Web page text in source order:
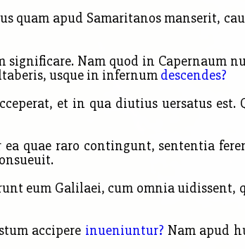
quam apud Samaritanos manserit,
Nam quod in Capernaum
usque in infernumdescendes?
et in qua diutius uersatus est.
ea quae raro contingunt, sententia
eum Galilaei, cum omnia
accipere inueniuntur? Nam apud